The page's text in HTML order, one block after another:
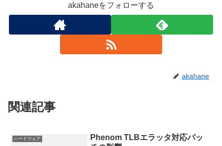
akahaneをフォローする
akahane
関連記事
ハードウェア
Phenom TLBエラッタ対応パッ